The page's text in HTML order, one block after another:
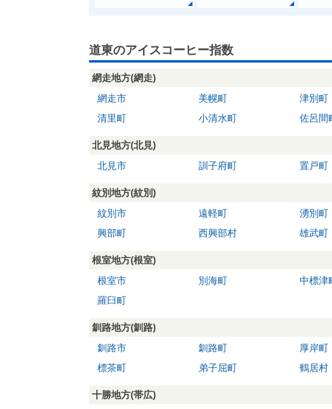
道東のアイスコーヒー指数
網走地方(網走)
網走市
美幌町 津別町
清里町
小清水町 佐呂間
北見地方(北見)
北見市
訓子府町 置戸町
紋別地方(紋別)
紋別市
遠軽町 湧別町
興部町
西興部村 雄武町
根室地方(根室)
根室市
別海町 中標津
羅臼町
釧路地方(釧路)
釧路市
釧路町 厚岸町
標茶町
弟子屈町 鶴居村
十勝地方(帯広)